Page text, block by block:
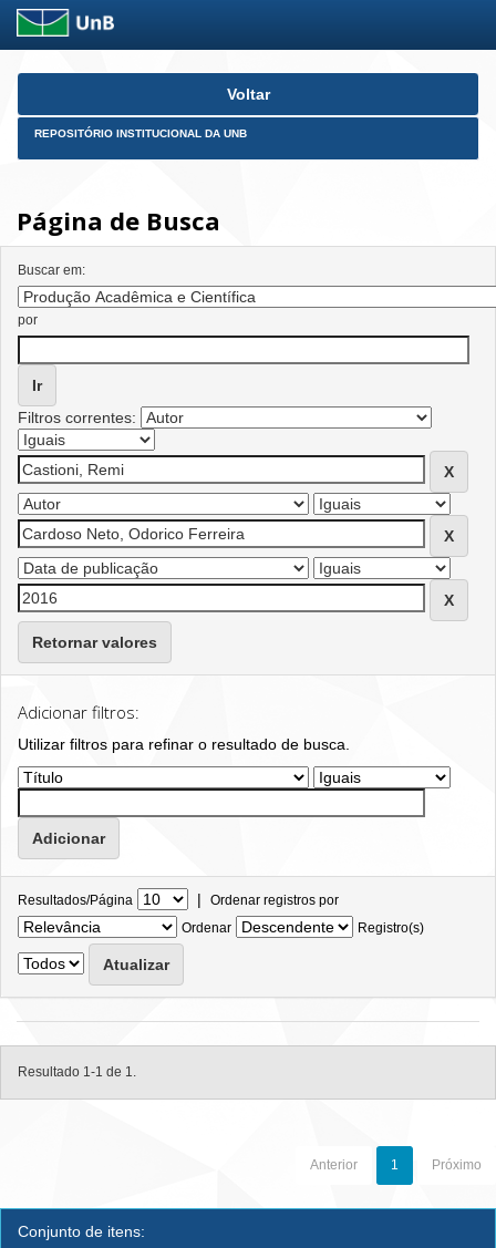
Skip
Voltar
REPOSITÓRIO INSTITUCIONAL DA UNB
Página de Busca
Buscar em:
por
Filtros correntes:
Retornar valores
Adicionar filtros:
Utilizar filtros para refinar o resultado de busca.
Resultados/Página | Ordenar registros por
Ordenar
Registro(s)
Resultado 1-1 de 1.
Anterior 1 Próximo
Conjunto de itens: